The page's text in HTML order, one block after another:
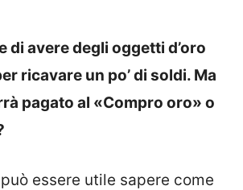
di avere degli oggetti d’oro
ricavare un po’ di soldi. Ma
pagato al «Compro oro» o
essere utile sapere come